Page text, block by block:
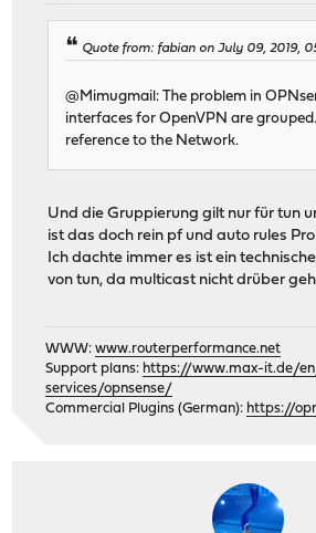
Quote from: fabian on July 09, 2019,
@Mimugmail: The problem in
interfaces for OpenVPN are
reference to the Network.
Und die Gruppierung gilt nur für tun
ist das doch rein pf und auto rules
Ich dachte immer es ist ein
von tun, da multicast nicht drüber
WWW:www.routerperformance.net
Support plans: https://www.max-it.de/
services/opnsense/
Commercial Plugins (German): https://